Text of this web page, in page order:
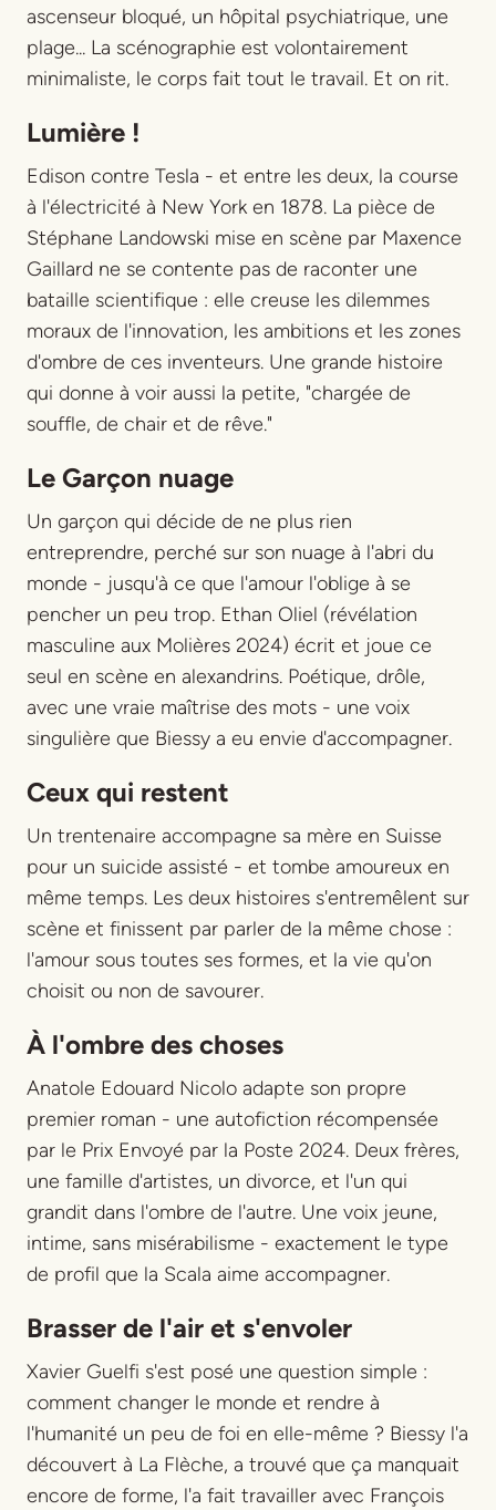
ascenseur bloqué, un hôpital psychiatrique, une
plage... La scénographie est volontairement
minimaliste, le corps fait tout le travail. Et on rit.
Lumière !
Edison contre Tesla - et entre les deux, la course
à l'électricité à New York en 1878. La pièce de
Stéphane Landowski mise en scène par Maxence
Gaillard ne se contente pas de raconter une
bataille scientifique : elle creuse les dilemmes
moraux de l'innovation, les ambitions et les zones
d'ombre de ces inventeurs. Une grande histoire
qui donne à voir aussi la petite, "chargée de
souffle, de chair et de rêve."
Le Garçon nuage
Un garçon qui décide de ne plus rien
entreprendre, perché sur son nuage à l'abri du
monde - jusqu'à ce que l'amour l'oblige à se
pencher un peu trop. Ethan Oliel (révélation
masculine aux Molières 2024) écrit et joue ce
seul en scène en alexandrins. Poétique, drôle,
avec une vraie maîtrise des mots - une voix
singulière que Biessy a eu envie d'accompagner.
Ceux qui restent
Un trentenaire accompagne sa mère en Suisse
pour un suicide assisté - et tombe amoureux en
même temps. Les deux histoires s'entremêlent sur
scène et finissent par parler de la même chose :
l'amour sous toutes ses formes, et la vie qu'on
choisit ou non de savourer.
À l'ombre des choses
Anatole Edouard Nicolo adapte son propre
premier roman - une autofiction récompensée
par le Prix Envoyé par la Poste 2024. Deux frères,
une famille d'artistes, un divorce, et l'un qui
grandit dans l'ombre de l'autre. Une voix jeune,
intime, sans misérabilisme - exactement le type
de profil que la Scala aime accompagner.
Brasser de l'air et s'envoler
Xavier Guelfi s'est posé une question simple :
comment changer le monde et rendre à
l'humanité un peu de foi en elle-même ? Biessy l'a
découvert à La Flèche, a trouvé que ça manquait
encore de forme, l'a fait travailler avec François